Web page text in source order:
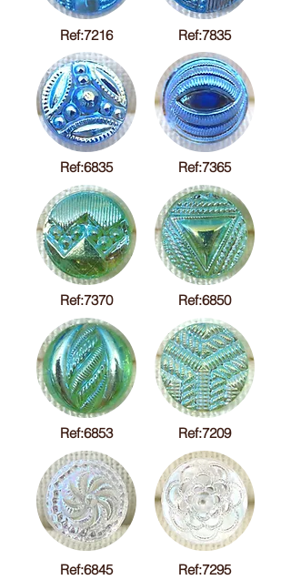
Ref:7216
Ref:7370
Ref:6845
Ref:7835
Ref:6850
Ref:7295
Ref:6835
Ref:6853
Ref:7365
Ref:7209